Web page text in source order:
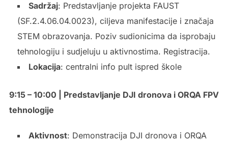
Sadržaj: Predstavljanje projekta FAUST
(SF.2.4.06.04.0023), ciljeva manifestacije i značaja
STEM obrazovanja. Poziv sudionicima da isprobaju
tehnologiju i sudjeluju u aktivnostima. Registracija.
Lokacija: centralni info pult ispred škole
9:15 – 10:00 | Predstavljanje DJI dronova i ORQA FPV
tehnologije
Aktivnost: Demonstracija DJI dronova i ORQA